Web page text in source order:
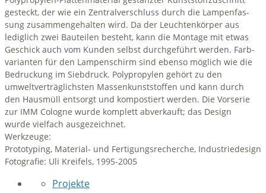
gesteckt, der wie ein Zentralverschluss durch die Lam­pen­fas­
sung zu­sam­mengehalten wird. Da der Leuchtenkörper aus
lediglich zwei Bauteilen besteht, kann die Montage mit etwas
Geschick auch vom Kunden selbst durchgeführt werden. Farb­
va­ri­an­ten für den Lampenschirm sind ebenso möglich wie die
Bedruckung im Siebdruck. Polypropylen gehört zu den
umweltverträglichsten Massenkunststoffen und kann durch
den Hausmüll entsorgt und kompostiert werden. Die Vorserie
zur IMM Cologne wurde komplett abverkauft; das Design
wurde vielfach ausgezeichnet.
Werkzeuge:
Prototyping, Material- und Fertigungsrecherche, Industriedesign
Fotografie: Uli Kreifels, 1995-2005
Projekte